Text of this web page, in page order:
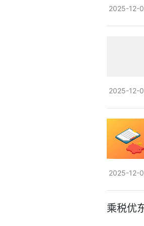
2025-12-
2025-12-
2025-12-
乘税优